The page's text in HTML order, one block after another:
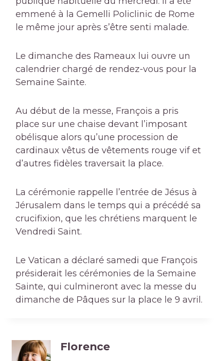
emmené à la Gemelli Policlinic de Rome
le même jour après s’être senti malade.
Le dimanche des Rameaux lui ouvre un
calendrier chargé de rendez-vous pour la
Semaine Sainte.
Au début de la messe, François a pris
place sur une chaise devant l’imposant
obélisque alors qu’une procession de
cardinaux vêtus de vêtements rouge vif et
d’autres fidèles traversait la place.
La cérémonie rappelle l’entrée de Jésus à
Jérusalem dans le temps qui a précédé sa
crucifixion, que les chrétiens marquent le
Vendredi Saint.
Le Vatican a déclaré samedi que François
présiderait les cérémonies de la Semaine
Sainte, qui culmineront avec la messe du
dimanche de Pâques sur la place le 9 avril.
Florence